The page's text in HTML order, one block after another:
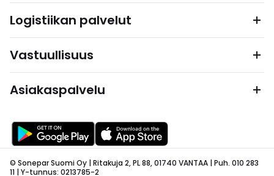
Logistiikan palvelut
Vastuullisuus
Asiakaspalvelu
© Sonepar Suomi Oy | Ritakuja 2, PL 88, 01740 VANTAA | Puh. 010 283
11 | Y-tunnus: 0213785-2